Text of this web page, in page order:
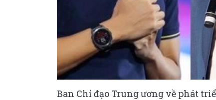
Ban Chỉ đạo Trung ương về phát